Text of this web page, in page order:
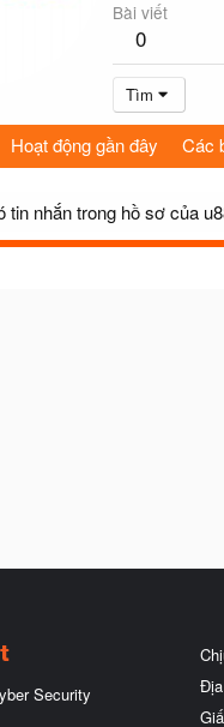
Bài viết
0
Tìm
Hoạt động gần đây Các
tin nhắn trong hồ sơ của
Security